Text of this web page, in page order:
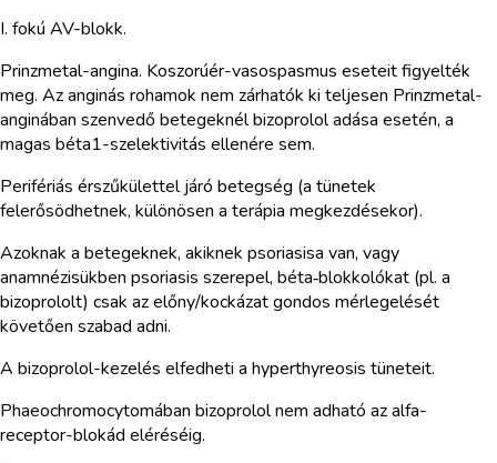
I. fokú AV-blokk.
Prinzmetal-angina. Koszorúér-vasospasmus eseteit figyelték
meg. Az anginás rohamok nem zárhatók ki teljesen Prinzmetal-
anginában szenvedő betegeknél bizoprolol adása esetén, a
magas béta1-szelektivitás ellenére sem.
Perifériás érszűkülettel járó betegség (a tünetek
felerősödhetnek, különösen a terápia megkezdésekor).
Azoknak a betegeknek, akiknek psoriasisa van, vagy
anamnézisükben psoriasis szerepel, béta‑blokkolókat (pl. a
bizoprololt) csak az előny/kockázat gondos mérlegelését
követően szabad adni.
A bizoprolol-kezelés elfedheti a hyperthyreosis tüneteit.
Phaeochromocytomában bizoprolol nem adható az alfa-
receptor-blokád eléréséig.